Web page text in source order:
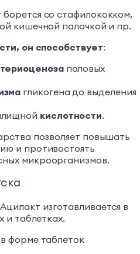
со стафилококком,
кишечной палочкой и пр.
он способствует:
половых
гликогена до выделения
кислотности.
позволяет повышать
и противостоять
микроорганизмов.
изготавливается в
и таблетках.
форме таблеток